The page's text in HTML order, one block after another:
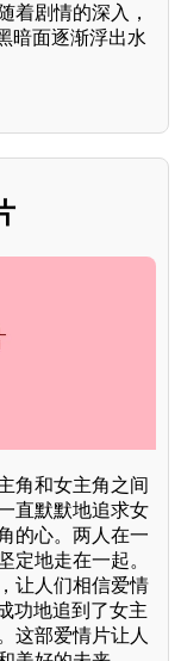
着剧情的深入，
暗面逐渐浮出水
角和女主角之间
直默默地追求女
的心。两人在一
定地走在一起。
让人们相信爱情
功地追到了女主
这部爱情片让人